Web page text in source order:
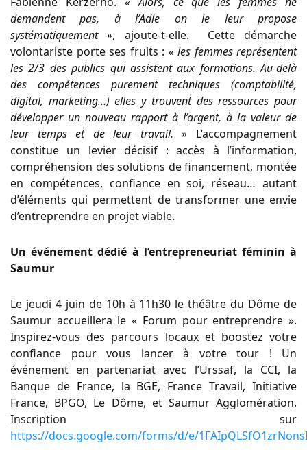
demandent pas, à l’Adie on le leur propose
systématiquement », ajoute-t-elle. Cette démarche
volontariste porte ses fruits : « les femmes représentent
les 2/3 des publics qui assistent aux formations. Au-delà
des compétences purement techniques (comptabilité,
digital, marketing…) elles y trouvent des ressources pour
développer un nouveau rapport à l’argent, à la valeur de
leur temps et de leur travail. » L’accompagnement
constitue un levier décisif : accès à l’information,
compréhension des solutions de financement, montée
en compétences, confiance en soi, réseau… autant
d’éléments qui permettent de transformer une envie
d’entreprendre en projet viable.
Un événement dédié à l’entrepreneuriat féminin à
Saumur
Le jeudi 4 juin de 10h à 11h30 le théâtre du Dôme de
Saumur accueillera le « Forum pour entreprendre ».
Inspirez-vous des parcours locaux et boostez votre
confiance pour vous lancer à votre tour ! Un
événement en partenariat avec l’Urssaf, la CCI, la
Banque de France, la BGE, France Travail, Initiative
France, BPGO, Le Dôme, et Saumur Agglomération.
Inscription sur
https://docs.google.com/forms/d/e/